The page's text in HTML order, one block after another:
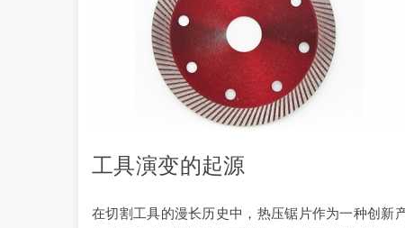
工具演变的起源
在切割工具的漫长历史中，热压锯片作为一种创新